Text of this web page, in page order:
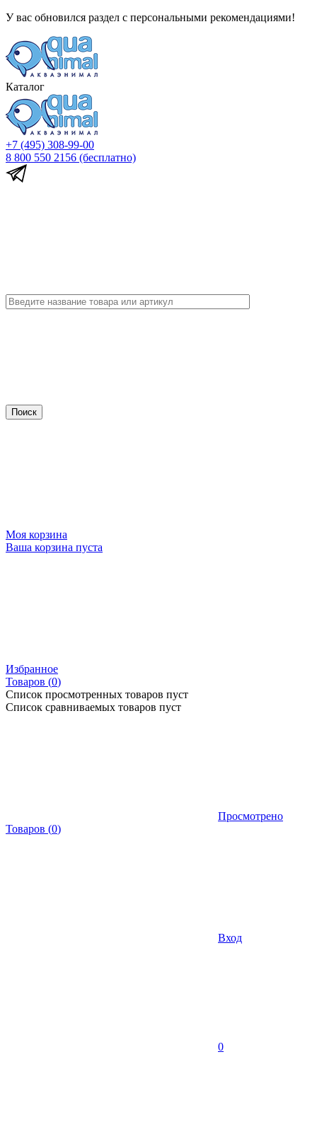
У вас обновился раздел с персональными рекомендациями!
Каталог
+7 (495) 308-99-00
8 800 550 2156 (бесплатно)
Моя корзина
Ваша корзина пуста
Избранное
Товаров (0)
Список просмотренных товаров пуст
Список сравниваемых товаров пуст
Просмотрено
Товаров (0)
Вход
0